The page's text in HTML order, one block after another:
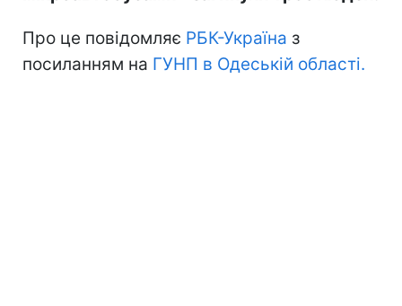
Про це повідомляє РБК-Україна з
посиланням на ГУНП в Одеській області.